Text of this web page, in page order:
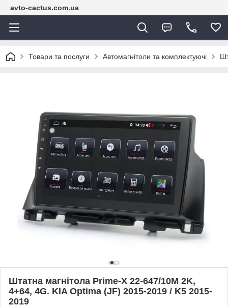
avto-cactus.com.ua
Товари та послуги Автомагнітоли та комплектуючі
Штатна магнітола Prime-X 22-647/10M 2K,
4+64, 4G. KIA Optima (JF) 2015-2019 / K5 2015-
2019